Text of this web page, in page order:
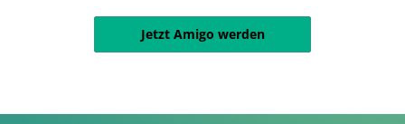
Jetzt Amigo werden